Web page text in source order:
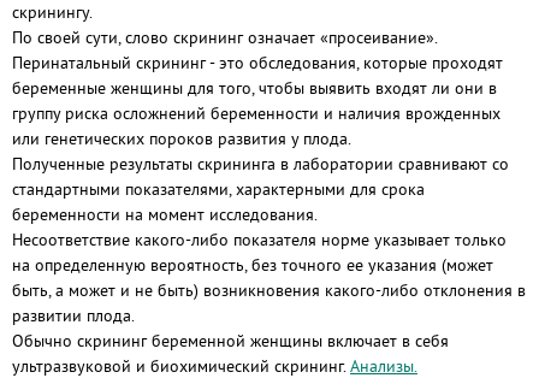
скринингу.
По своей сути, слово скрининг означает «просеивание».
Перинатальный скрининг - это обследования, которые проходят
беременные женщины для того, чтобы выявить входят ли они в
группу риска осложнений беременности и наличия врожденных
или генетических пороков развития у плода.
Полученные результаты скрининга в лаборатории сравнивают со
стандартными показателями, характерными для срока
беременности на момент исследования.
Несоответствие какого-либо показателя норме указывает только
на определенную вероятность, без точного ее указания (может
быть, а может и не быть) возникновения какого-либо отклонения в
развитии плода.
Обычно скрининг беременной женщины включает в себя
ультразвуковой и биохимический скрининг.Анализы.